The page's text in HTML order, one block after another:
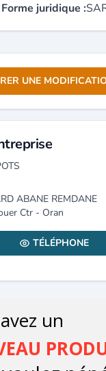
Forme juridique :
UNE
ABANE REMDANE
Ctr - Oran
TÉLÉPHONE